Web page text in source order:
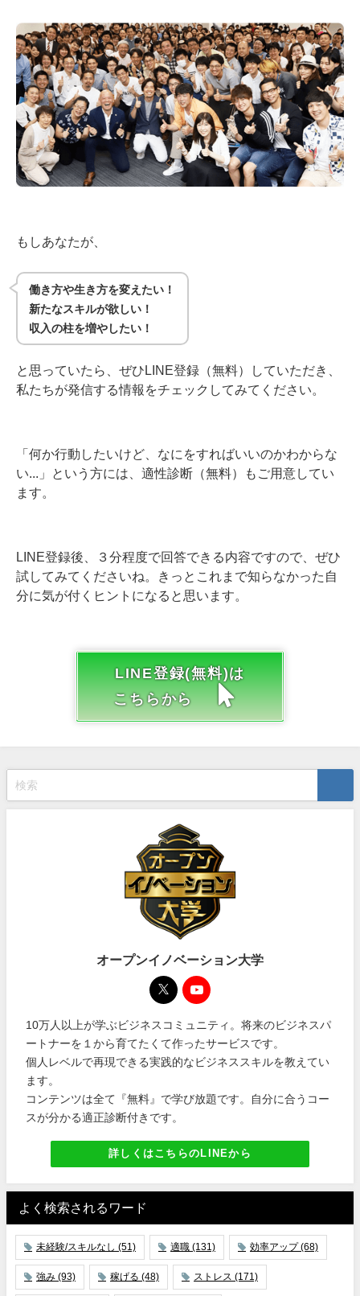
もしあなたが、
働き方や生き方を変えたい！
新たなスキルが欲しい！
収入の柱を増やしたい！
と思っていたら、ぜひLINE登録（無料）していただき、
私たちが発信する情報をチェックしてみてください。
「何か行動したいけど、なにをすればいいのかわからな
い...」という方には、適性診断（無料）もご用意してい
ます。
LINE登録後、３分程度で回答できる内容ですので、ぜひ
試してみてくださいね。きっとこれまで知らなかった自
分に気が付くヒントになると思います。
LINE登録(無料)は
こちらから
オープンイノベーション大学
10万人以上が学ぶビジネスコミュニティ。将来のビジネスパ
ートナーを１から育てたくて作ったサービスです。
個人レベルで再現できる実践的なビジネススキルを教えてい
ます。
コンテンツは全て『無料』で学び放題です。自分に合うコー
スが分かる適正診断付きです。
詳しくはこちらのLINEから
よく検索されるワード
未経験/スキルなし (51) 適職 (131) 効率アップ(68)
強み (93) 稼げる (48) ストレス (171)